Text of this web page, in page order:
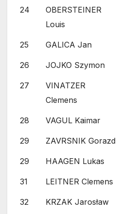
24
OBERSTEINER
Louis
25 GALICA Jan
26 JOJKO Szymon
27
VINATZER
Clemens
28 VAGUL Kaimar
29 ZAVRSNIK Gorazd
29 HAAGEN Lukas
31 LEITNER Clemens
32 KRZAK Jarosław